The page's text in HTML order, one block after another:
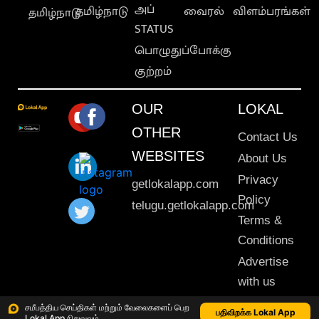
சமீபத்திய செய்திகள் மற்றும் வேலைகளைப் பெற
பதிவிறக்க Lokal App
தமிழ்நாடுதமிழ்நாடு அப்
STATUS
பொழுதுப்போக்கு
குற்றம்
வைரல் விளம்பரங்கள்
OUR
OTHER
WEBSITES
getlokalapp.com
telugu.getlokalapp.com
LOKAL
Contact Us
About Us
Privacy
Policy
Terms &
Conditions
Advertise
with us
Sitemap
This material may not be published, transmitted, rewritten or redistributed. © 2020 Lokal App. All rights reserved.